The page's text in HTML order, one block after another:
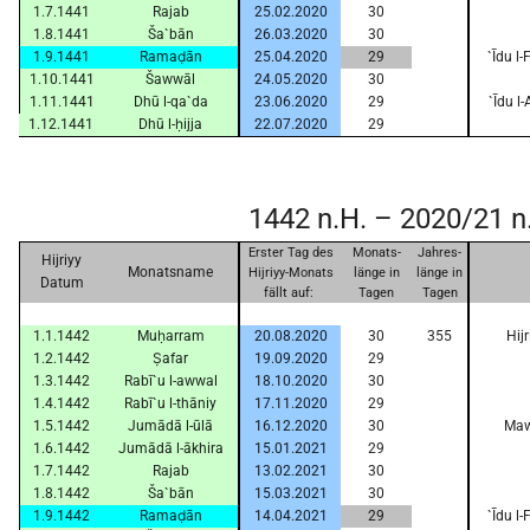
2009
2008
2005
2004
2003
2002
2001
1.7.1441
Rajab 25.02.2020
30
1.8.1441
Ša`bān 26.03.2020
30
1.9.1441
Ramaḍān 25.04.2020 29
`Īdu l-
1.10.1441
Šawwāl 24.05.2020
30
1.11.1441
Dhū l-qa`da 23.06.2020 29
`Īdu l-
1.12.1441
Dhū l-ḥijja 22.07.2020 29
1442 n.H. – 2020/21
Hijriyy
Datum
Monatsname
Erster Tag des
Hijriyy-Monats
fällt auf:
Monats-
länge in
Tagen
Jahres-
länge in
Tagen
1.1.1442 Muḥarram 20.08.2020 30 355
1.2.1442
Ṣafar 19.09.2020
29
1.3.1442
Rabī`u l-awwal 18.10.2020
30
1.4.1442
Rabī`u l-thāniy 17.11.2020
29
1.5.1442
Jumādā l-ūlā 16.12.2020 30
1.6.1442
Jumādā l-ākhira 15.01.2021
29
1.7.1442
Rajab 13.02.2021
30
1.8.1442
Ša`bān 15.03.2021
30
1.9.1442
Ramaḍān 14.04.2021 29
`Īdu l-